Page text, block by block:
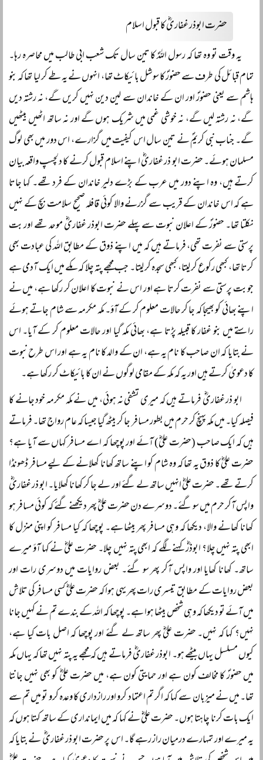
حضرت ابوذر غفاریؓ کا قبول اسلام
یہ وقت تو وہ تھا کہ رسول اللہؐ کا تین سال تک شعب ابی طالب میں محاصرہ رہا۔
تمام قبائل کی طرف سے حضورؐ کا سوشل بائیکاٹ تھا، انہوں نے یہ طے کر لیا تھا کہ بنو
ہاشم سے یعنی حضورؐ اور ان کے خاندان سے لین دین نہیں کریں گے، نہ رشتہ دیں
گے، نہ رشتہ لیں گے، نہ خوشی غمی میں شریک ہوں گے اور نہ ساتھ اٹھیں بیٹھیں
گے۔ جناب نبی کریمؐ نے تین سال اس کیفیت میں گزارے، اس دور میں بھی لوگ
مسلمان ہوئے۔ حضرت ابو ذر غفاریؓ اپنے اسلام قبول کرنے کا دلچسپ واقعہ بیان
کرتے ہیں، وہ اپنے دور میں عرب کے بڑے دلیر خاندان کے فرد تھے۔ کہا جاتا
ہے کہ اس خاندان کے قریب سے گزرنے والا کوئی قافلہ صحیح سلامت بچ کے نہیں
نکلتا تھا۔ حضورؐ کے اعلان نبوت سے پہلے حضرت ابوذر غفاریؓ موحد تھے اور بت
پرستی سے نفرت تھی، فرماتے ہیں کہ میں اپنے ذوق کے مطابق اللہ کی عبادت بھی
کرتا تھا، کبھی رکوع کر لیتا، کبھی سجدہ کر لیتا۔ جب مجھے پتہ چلا کہ مکے میں ایک آدمی ہے
جو بت پرستی سے نفرت کرتا ہے اور اس نے نبوت کا اعلان کر رکھا ہے، میں نے
اپنے بھائی کو بھیجا کہ جا کر حالات معلوم کر کے آؤ۔ مکہ مکرمہ سے شام جاتے ہوئے
راستے میں بنو غفار کا قبیلہ پڑتا ہے، بھائی مکہ گیا اور حالات معلوم کر کے آیا۔ اس
نے بتایا کہ ان صاحب کا نام یہ ہے، ان کے والد کا نام یہ ہے اور اس طرح نبوت
کا دعویٰ کرتے ہیں اور یہ کہ مکہ کے مقامی لوگوں نے ان کا بائیکاٹ کر رکھا ہے۔
ابو ذر غفاریؓ فرماتے ہیں کہ میری تشفی نہ ہوئی، میں نے مکہ مکرمہ خود جانے کا
فیصلہ کیا۔ میں مکہ پہنچ کر حرم میں بطور مسافر جا کر بیٹھ گیا جیسا کہ عام رواج تھا۔ فرماتے
ہیں کہ ایک صاحب (حضرت علیؓ) آئے اور پوچھا کہ اے مسافر کہاں سے آیا ہے؟
حضرت علیؓ کا ذوق یہ تھا کہ وہ شام کو اپنے ساتھ کھانا کھلانے کے لیے مسافر ڈھونڈا
کرتے تھے۔ حضرت علیؓ انہیں ساتھ لے گئے اور لے جا کر کھانا کھلایا۔ ابو ذر غفاریؓ
واپس آکر حرم میں سو گئے۔ دوسرے دن حضرت علیؓ پھر دیکھنے گئے کہ کوئی مسافر ہو
کھانا کھانے والا، دیکھا کہ وہی مسافر پھر بیٹھا ہے۔ پوچھا کہ کیا مسافر کو اپنی منزل کا
ابھی پتہ نہیں چلا؟ ابوذرؓ کہنے لگے کہ ابھی پتہ نہیں چلا۔ حضرت علیؓ نے کہا آؤ میرے
ساتھ۔ کھانا کھایا اور واپس آکر پھر سو گئے۔ بعض روایات میں دوسری رات اور
بعض روایات کے مطابق تیسری رات پھر یہی ہوا کہ حضرت علیؓ کسی مسافر کی تلاش
میں آئے تو دیکھا کہ وہی شخص بیٹھا ہوا ہے۔ پوچھا کہ اللہ کے بندے تم نے کہیں جانا
نہیں؟ کہا کہ نہیں۔ حضرت علیؓ پھر ساتھ لے گئے اور پوچھا کہ اصل بات کیا ہے،
کیوں مسلسل یہاں بیٹھے ہو۔ ابوذر غفاریؓ فرماتے ہیں کہ مجھے یہ پتہ نہیں تھا کہ یہاں مکہ
میں حضورؐ کا مخالف کون ہے اور حمایتی کون ہے، میں حضرت علیؓ کو بھی نہیں جانتا
تھا۔ میں نے میزبان سے کہا کہ اگر تم اعتماد کرو اور رازداری کا وعدہ کرو تو میں تم سے
ایک بات کرنا چاہتا ہوں۔ حضرت علیؓ نے کہا کہ میں ایمانداری کے ساتھ کہتا ہوں کہ
یہ میرے اور تمہارے درمیان راز رہے گا۔ اس پر حضرت ابو ذر غفاریؓ نے بتایا کہ